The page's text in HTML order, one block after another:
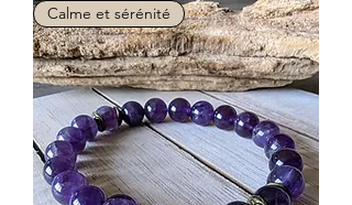
Calme et sérénité